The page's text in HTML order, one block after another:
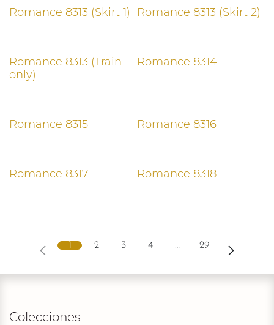
Romance 8313 (Skirt 1) Romance 8313 (Skirt 2)
Romance 8313 (Train
only)
Romance 8314
Romance 8315 Romance 8316
Romance 8317 Romance 8318
1 2 3 4 … 29
Colecciones